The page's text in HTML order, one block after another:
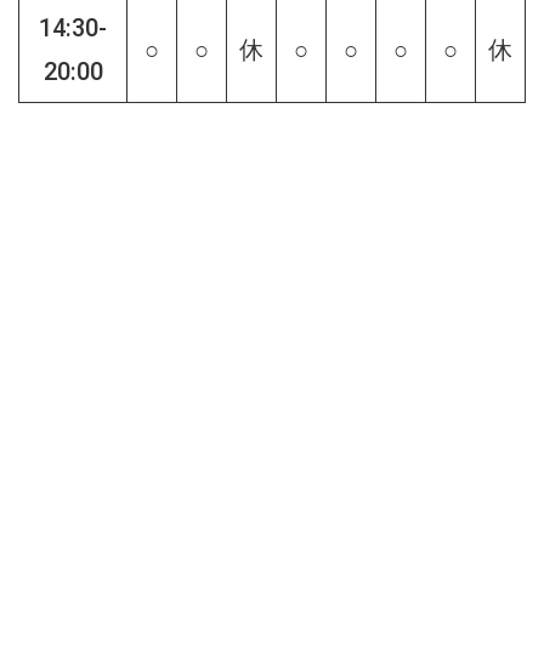
14:30-
20:00
○ ○ 休 ○ ○ ○ ○ 休